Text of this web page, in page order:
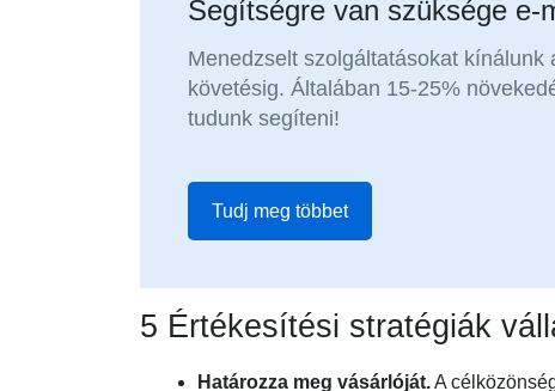
Segítségre van szüksége e-
Menedzselt szolgáltatásokat
követésig. Általában 15-25%
tudunk segíteni!
Tudj meg többet
5 Értékesítési stratégiák
Határozza meg vásárlóját.A